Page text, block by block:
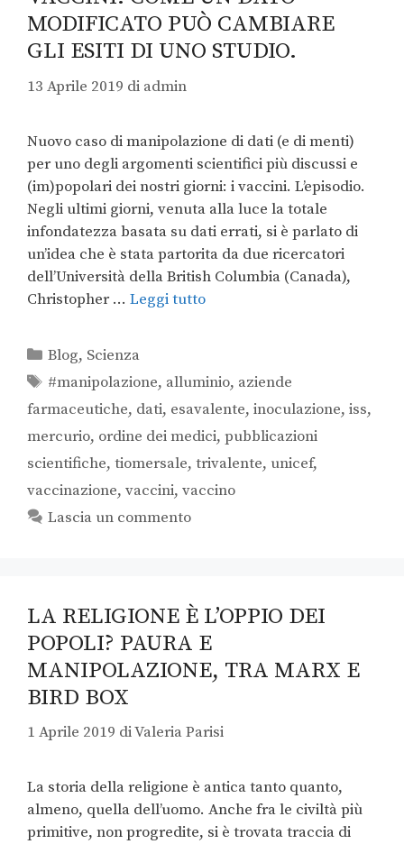
MODIFICATO PUÒ CAMBIARE
GLI ESITI DI UNO STUDIO.
13 Aprile 2019 di admin
Nuovo caso di manipolazione di dati (e di menti)
per uno degli argomenti scientifici più discussi e
(im)popolari dei nostri giorni: i vaccini. L’episodio.
Negli ultimi giorni, venuta alla luce la totale
infondatezza basata su dati errati, si è parlato di
un’idea che è stata partorita da due ricercatori
dell’Università della British Columbia (Canada),
Christopher … Leggi tutto
Blog, Scienza
#manipolazione, alluminio, aziende
farmaceutiche, dati, esavalente, inoculazione, iss,
mercurio, ordine dei medici, pubblicazioni
scientifiche, tiomersale, trivalente, unicef,
vaccinazione, vaccini, vaccino
Lascia un commento
LA RELIGIONE È L’OPPIO DEI
POPOLI? PAURA E
MANIPOLAZIONE, TRA MARX E
BIRD BOX
1 Aprile 2019 diValeria Parisi
La storia della religione è antica tanto quanto,
almeno, quella dell’uomo. Anche fra le civiltà più
primitive, non progredite, si è trovata traccia di